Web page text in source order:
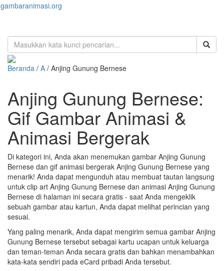
gambaranimasi.org
Beranda / A / Anjing Gunung Bernese
Anjing Gunung Bernese:
Gif Gambar Animasi &
Animasi Bergerak
Di kategori ini, Anda akan menemukan gambar Anjing Gunung
Bernese dan gif animasi bergerak Anjing Gunung Bernese yang
menarik! Anda dapat mengunduh atau membuat tautan langsung
untuk clip art Anjing Gunung Bernese dan animasi Anjing Gunung
Bernese di halaman ini secara gratis - saat Anda mengeklik
sebuah gambar atau kartun, Anda dapat melihat perincian yang
sesuai.
Yang paling menarik, Anda dapat mengirim semua gambar Anjing
Gunung Bernese tersebut sebagai kartu ucapan untuk keluarga
dan teman-teman Anda secara gratis dan bahkan menambahkan
kata-kata sendiri pada eCard pribadi Anda tersebut.